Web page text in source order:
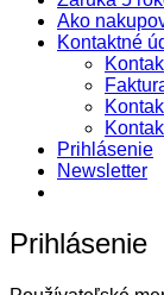
Ako
Kontaktné
Prihlásenie
Newsletter
Prihlásenie